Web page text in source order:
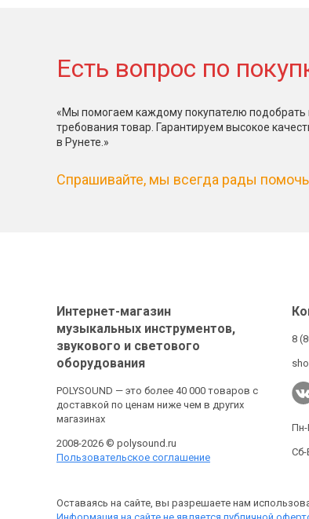
Есть вопрос по
«Мы помогаем каждому покупателю подобрать
требования товар. Гарантируем высокое
в Рунете.»
Спрашивайте, мы всегда рады
Интернет-магазин
музыкальных инструментов,
звукового и светового
оборудования
POLYSOUND — это более 40 000 товаров с
доставкой по ценам ниже чем в других
магазинах
2008-2026 © polysound.ru
Пользовательское соглашение
8
Пн-
Сб-
Оставаясь на сайте, вы разрешаете нам